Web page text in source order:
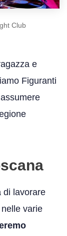
Club
e
Figuranti
di lavorare
varie